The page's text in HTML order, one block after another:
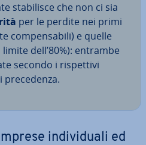
sta­bi­li­sce che non ci sia
per le perdite nei primi
com­pen­sa­bi­li) e quelle
dell’80%): entrambe
secondo i ri­spet­ti­vi
pre­ce­den­za.
in­di­vi­dua­li ed